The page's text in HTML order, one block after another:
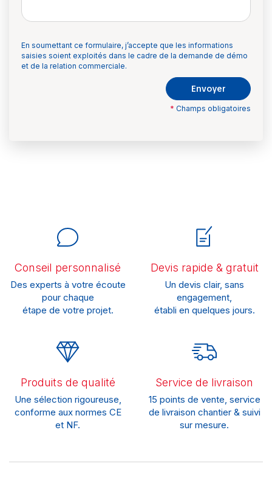
En soumettant ce formulaire, j’accepte que les informations
saisies soient exploités dans le cadre de la demande de démo
et de la relation commerciale.
Envoyer
* Champs obligatoires
Conseil personnalisé
Des experts à votre écoute
pour chaque
étape de votre projet.
Devis rapide & gratuit
Un devis clair, sans
engagement,
établi en quelques jours.
Produits de qualité
Une sélection rigoureuse,
conforme aux normes CE
et NF.
Service de livraison
15 points de vente, service
de livraison chantier & suivi
sur mesure.